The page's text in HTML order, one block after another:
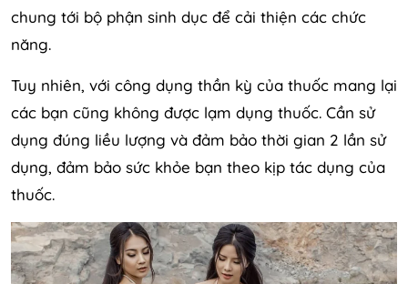
chung tới bộ phận sinh dục để cải thiện các chức
năng.
Tuy nhiên, với công dụng thần kỳ của thuốc mang lại
các bạn cũng không được lạm dụng thuốc. Cần sử
dụng đúng liều lượng và đảm bảo thời gian 2 lần sử
dụng, đảm bảo sức khỏe bạn theo kịp tác dụng của
thuốc.